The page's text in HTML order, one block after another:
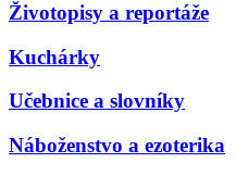
Životopisy a reportáže
Kuchárky
Učebnice a slovníky
Náboženstvo a ezoterika